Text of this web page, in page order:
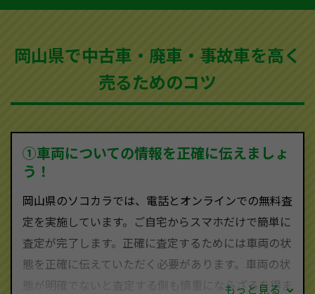
買取可能です。
ソコカラは世界１１０か国に独自の販売ネットワーク
を持ち、国内に自社物流網、自社ヤードをもっている
を実現し、お客様に利益を還元することができるので
す。
590-870）までお問い合わせ下さい。
査定・ご相談・見積もりはすべて無料で行います。安
心してお問い合わせください。
岡山県で中古車・廃車・事故車を高く
売るためのコツ
①車両についての情報を正確に伝えましょ
う！
岡山県のソコカラでは、電話とオンラインでの無料査
定を実施しています。ご自宅からスマホだけで簡単に
査定が完了します。正確に査定するためには車両の状
態を正確に伝えていただく必要があります。車両の状
態が明確でないと査定する側も慎重にならざるを得ま
もっと見る